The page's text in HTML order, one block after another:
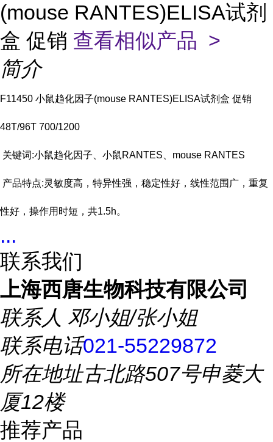
(mouse RANTES)ELISA试剂
盒 促销 查看相似产品 >
简介
F11450 小鼠趋化因子(mouse RANTES)ELISA试剂盒 促销
48T/96T 700/1200
关键词:小鼠趋化因子、小鼠RANTES、mouse RANTES
产品特点:灵敏度高，特异性强，稳定性好，线性范围广，重复
性好，操作用时短，共1.5h。
...
联系我们
上海西唐生物科技有限公司
联系人 邓小姐/张小姐
联系电话021-55229872
所在地址古北路507号申菱大
厦12楼
推荐产品